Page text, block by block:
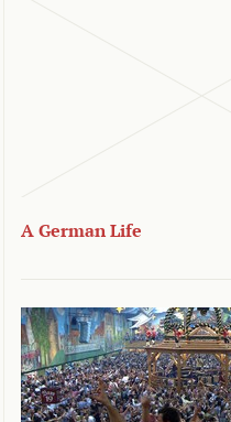
A German Life